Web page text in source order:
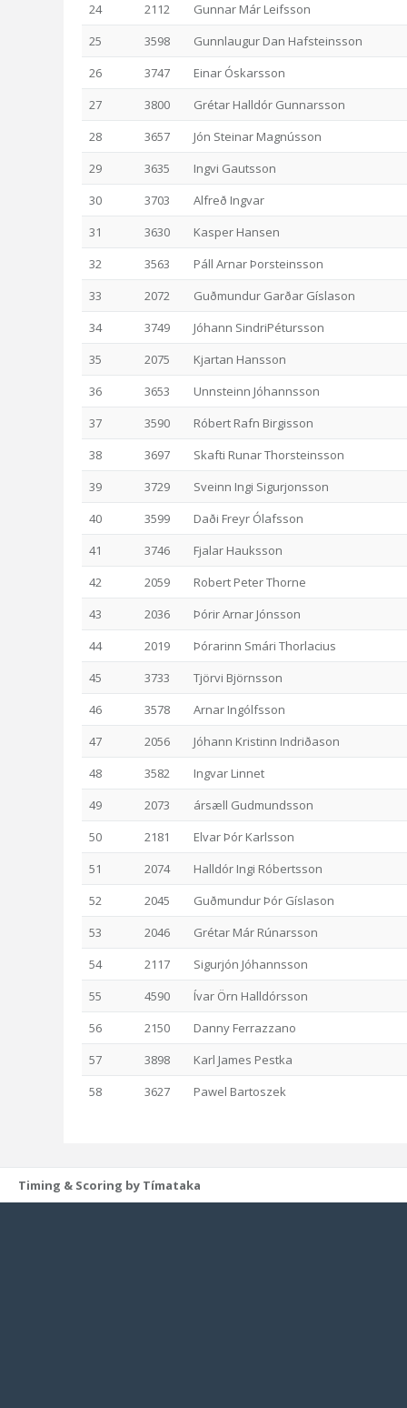
24
2112
Gunnar Már Leifsson
25
3598
Gunnlaugur Dan Hafsteinsson
26
3747
Einar Óskarsson
27
3800
Grétar Halldór Gunnarsson
28
3657
Jón Steinar Magnússon
29
3635
Ingvi Gautsson
30
3703
Alfreð Ingvar
31
3630
Kasper Hansen
32
3563
Páll Arnar Þorsteinsson
33
2072
Guðmundur Garðar Gíslason
34
3749
Jóhann SindriPétursson
35
2075
Kjartan Hansson
36
3653
Unnsteinn Jóhannsson
37
3590
Róbert Rafn Birgisson
38
3697
Skafti Runar Thorsteinsson
39
3729
Sveinn Ingi Sigurjonsson
40
3599
Daði Freyr Ólafsson
41
3746
Fjalar Hauksson
42
2059
Robert Peter Thorne
43
2036
Þórir Arnar Jónsson
44
2019
Þórarinn Smári Thorlacius
45
3733
Tjörvi Björnsson
46
3578
Arnar Ingólfsson
47
2056
Jóhann Kristinn Indriðason
48
3582
Ingvar Linnet
49
2073
ársæll Gudmundsson
50
2181
Elvar Þór Karlsson
51
2074
Halldór Ingi Róbertsson
52
2045
Guðmundur Þór Gíslason
53
2046
Grétar Már Rúnarsson
54
2117
Sigurjón Jóhannsson
55
4590
Ívar Örn Halldórsson
56
2150
Danny Ferrazzano
57
3898
Karl James Pestka
58
3627 Pawel Bartoszek
Timing & Scoring by Tímataka